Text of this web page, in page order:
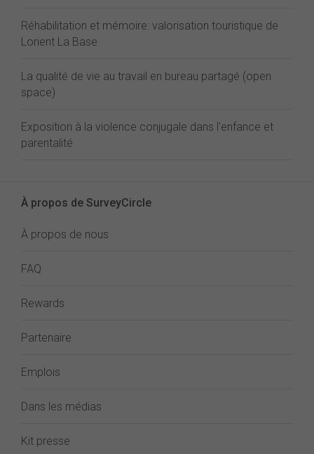
Réhabilitation et mémoire: valorisation touristique de
Lorient La Base
La qualité de vie au travail en bureau partagé (open
space)
Exposition à la violence conjugale dans l'enfance et
parentalité
À propos de SurveyCircle
À propos de nous
FAQ
Rewards
Partenaire
Emplois
Dans les médias
Kit presse